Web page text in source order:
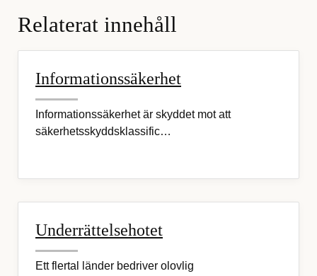
Relaterat innehåll
Informationssäkerhet
Informationssäkerhet är skyddet mot att
säkerhetsskyddsklassific…
Underrättelsehotet
Ett flertal länder bedriver olovlig